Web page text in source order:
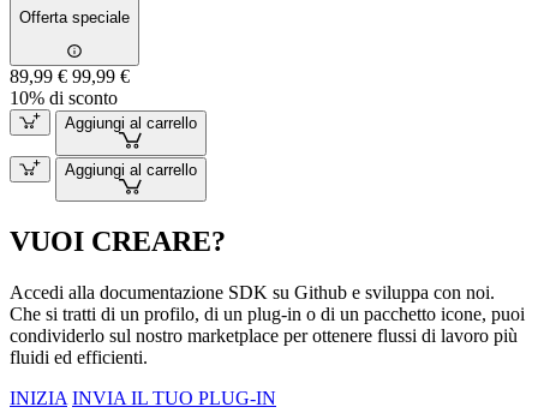
Offerta speciale
89,99 € 99,99 €
10% di sconto
Aggiungi al carrello
Aggiungi al carrello
VUOI CREARE?
Accedi alla documentazione SDK su Github e sviluppa con noi.
Che si tratti di un profilo, di un plug-in o di un pacchetto icone, puoi
condividerlo sul nostro marketplace per ottenere flussi di lavoro più
fluidi ed efficienti.
INIZIA INVIA IL TUO PLUG-IN